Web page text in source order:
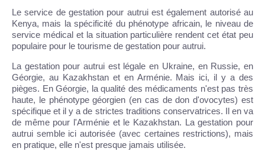
Le service de gestation pour autrui est également autorisé au
Kenya, mais la spécificité du phénotype africain, le niveau de
service médical et la situation particulière rendent cet état peu
populaire pour le tourisme de gestation pour autrui.
La gestation pour autrui est légale en Ukraine, en Russie, en
Géorgie, au Kazakhstan et en Arménie. Mais ici, il y a des
pièges. En Géorgie, la qualité des médicaments n'est pas très
haute, le phénotype géorgien (en cas de don d'ovocytes) est
spécifique et il y a de strictes traditions conservatrices. Il en va
de même pour l'Arménie et le Kazakhstan. La gestation pour
autrui semble ici autorisée (avec certaines restrictions), mais
en pratique, elle n'est presque jamais utilisée.